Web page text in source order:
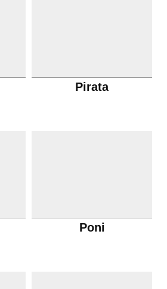
Pirata
Poni